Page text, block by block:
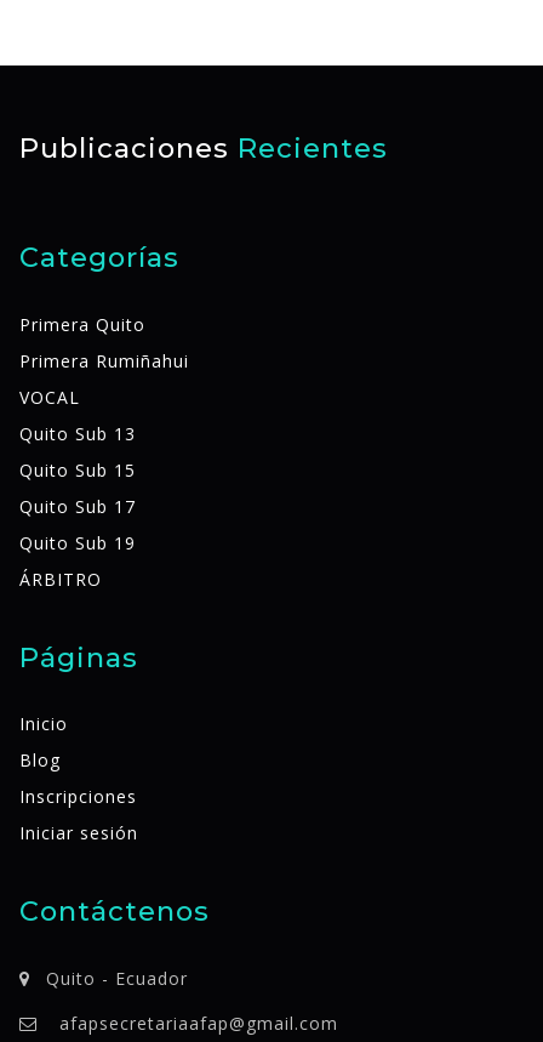
Publicaciones Recientes
Categorías
Primera Quito
Primera Rumiñahui
VOCAL
Quito Sub 13
Quito Sub 15
Quito Sub 17
Quito Sub 19
ÁRBITRO
Páginas
Inicio
Blog
Inscripciones
Iniciar sesión
Contáctenos
Quito - Ecuador
afapsecretariaafap@gmail.com